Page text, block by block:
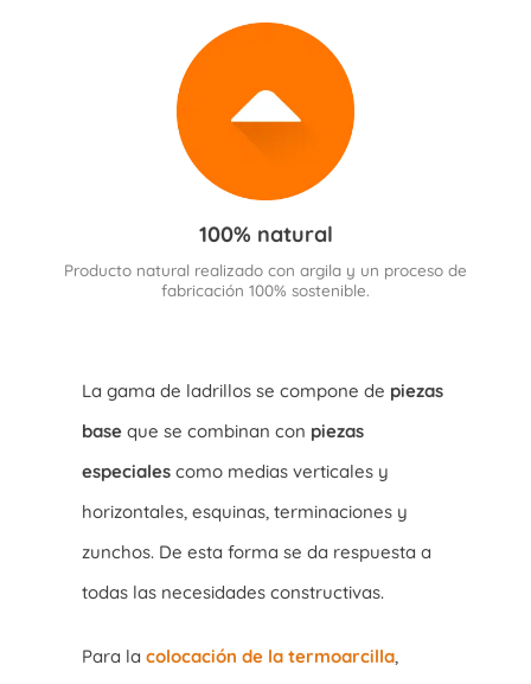
100% natural
Producto natural realizado con argila y un proceso de
fabricación 100% sostenible.
La gama de ladrillos se compone de piezas
baseque se combinan con piezas
especialescomo medias verticales y
horizontales, esquinas, terminaciones y
zunchos. De esta forma se da respuesta a
todas las necesidades constructivas.
Para la colocación de la termoarcilla,